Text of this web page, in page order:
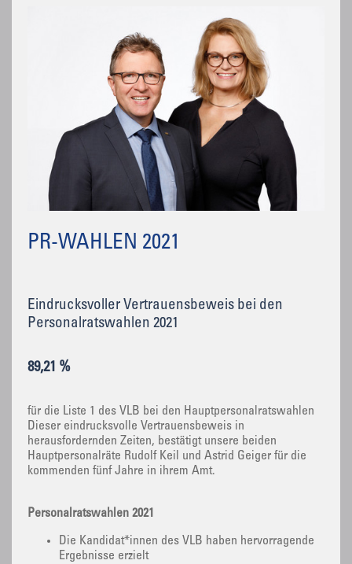
PR-WAHLEN 2021
Eindrucksvoller Vertrauensbeweis bei den
Personalratswahlen 2021
89,21 %
für die Liste 1 des VLB bei den Hauptpersonalratswahlen
Dieser eindrucksvolle Vertrauensbeweis in
herausfordernden Zeiten, bestätigt unsere beiden
Hauptpersonalräte Rudolf Keil und Astrid Geiger für die
kommenden fünf Jahre in ihrem Amt.
Personalratswahlen 2021
Die Kandidat*innen des VLB haben hervorragende
Ergebnisse erzielt